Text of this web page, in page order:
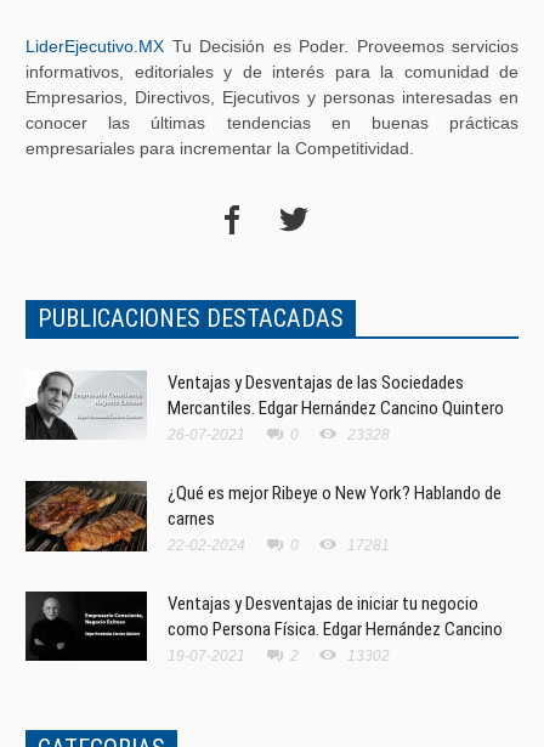
LiderEjecutivo.MX Tu Decisión es Poder. Proveemos servicios
informativos, editoriales y de interés para la comunidad de
Empresarios, Directivos, Ejecutivos y personas interesadas en
conocer las últimas tendencias en buenas prácticas
empresariales para incrementar la Competitividad.
PUBLICACIONES DESTACADAS
Ventajas y Desventajas de las Sociedades
Mercantiles. Edgar Hernández Cancino Quintero
26-07-2021 0 23328
¿Qué es mejor Ribeye o New York? Hablando de
carnes
22-02-2024 0 17281
Ventajas y Desventajas de iniciar tu negocio
como Persona Física. Edgar Hernández Cancino
19-07-2021 2 13302